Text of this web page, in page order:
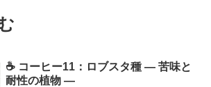
☕ コーヒー11：ロブスタ種 ― 苦味と
耐性の植物 ―